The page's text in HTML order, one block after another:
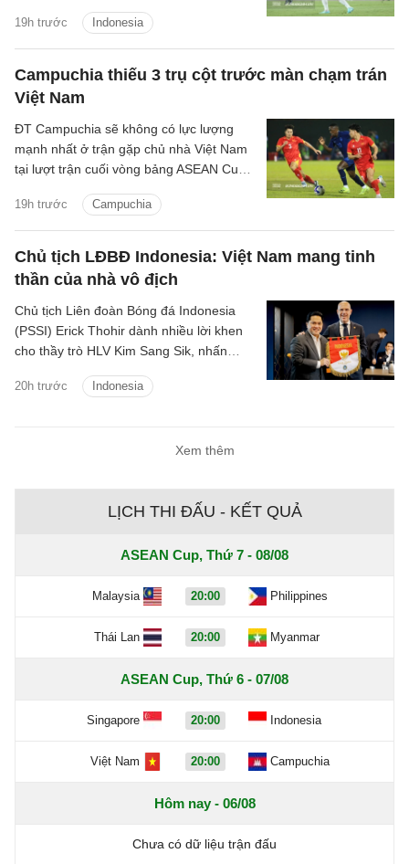
19h trước Indonesia
trước màn hình tivi.
Campuchia thiếu 3 trụ cột trước màn chạm trán
Việt Nam
19h trước Campuchia
ĐT Campuchia sẽ không có lực lượng
mạnh nhất ở trận gặp chủ nhà Việt Nam
tại lượt trận cuối vòng bảng ASEAN Cup
rời đội.
Chủ tịch LĐBĐ Indonesia: Việt Nam mang tinh
thần của nhà vô địch
20h trước Indonesia
Chủ tịch Liên đoàn Bóng đá Indonesia
(PSSI) Erick Thohir dành nhiều lời khen
cho thầy trò HLV Kim Sang Sik, nhấn
một nhà vô địch.
Xem thêm
LỊCH THI ĐẤU - KẾT QUẢ
ASEAN Cup, Thứ 7 - 08/08
Malaysia 20:00 Philippines
Thái Lan 20:00 Myanmar
ASEAN Cup, Thứ 6 - 07/08
Singapore 20:00 Indonesia
Việt Nam 20:00 Campuchia
Hôm nay - 06/08
Chưa có dữ liệu trận đấu